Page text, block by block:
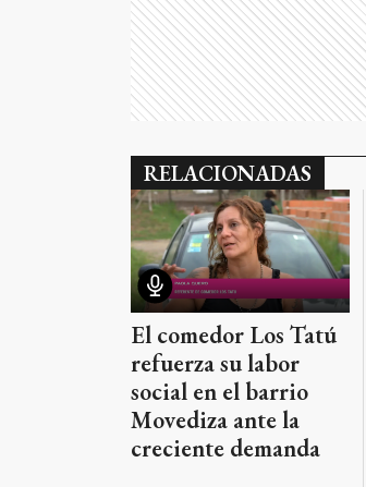
RELACIONADAS
El comedor Los Tatú
refuerza su labor
social en el barrio
Movediza ante la
creciente demanda